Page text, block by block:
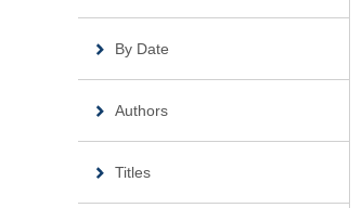
By Date
Authors
Titles